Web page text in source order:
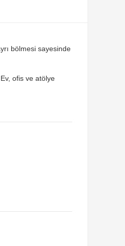
bölmesi sayesinde
ofis ve atölye